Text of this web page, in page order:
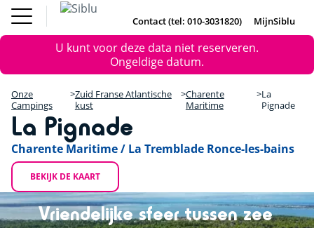
Overslaan
en
naar
gaan
Fun Pass
Parken)
Kopen
DE FR IE EN
Onze Campings
Vakantie Inspiratie
Aanbiedingen
Accommodaties / Kampeerplaatsen
Ontdek Siblu
Fun Pass (Franse Parken)
Chalet Kopen
FR
Contact (tel: 010-3031820) MijnSiblu
FoutmeldingU kunt voor deze data niet reserveren.
Ongeldige datum.
Onze
Campings
Zuid Franse Atlantische
kust
Charente
Maritime
La
Pignade
La Pignade
Charente Maritime / La Tremblade Ronce-les-bains
BEKIJK DE KAART
−
Vriendelijke sfeer tussen zee